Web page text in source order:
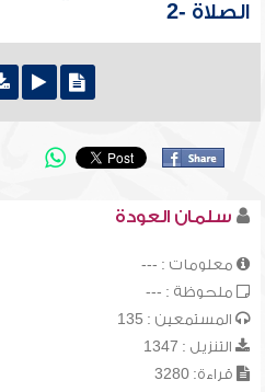
الصلاة -2
سلمان العودة
معلومات : ---
ملحوظة : ---
المستمعين : 135
التنزيل : 1347
قراءة: 3280